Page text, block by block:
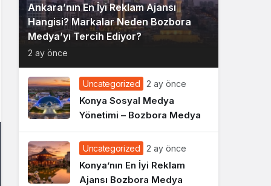
Ankara’nın En İyi Reklam Ajansı
Hangisi? Markalar Neden Bozbora
Medya’yı Tercih Ediyor?
2 ay önce
Uncategorized 2 ay önce
Konya Sosyal Medya
Yönetimi – Bozbora Medya
Uncategorized 2 ay önce
Konya’nın En İyi Reklam
Ajansı Bozbora Medya